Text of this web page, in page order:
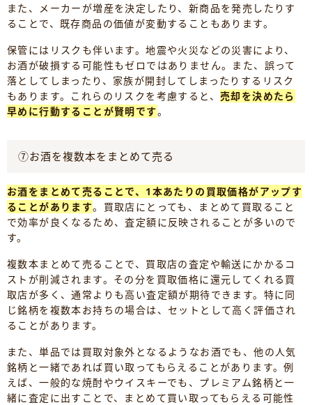
また、メーカーが増産を決定したり、新商品を発売したりす
ることで、既存商品の価値が変動することもあります。
保管にはリスクも伴います。地震や火災などの災害により、
お酒が破損する可能性もゼロではありません。また、誤って
落としてしまったり、家族が開封してしまったりするリスク
もあります。これらのリスクを考慮すると、 売却を決めたら
早めに行動することが賢明です。
⑦お酒を複数本をまとめて売る
お酒をまとめて売ることで、1本あたりの買取価格がアップす
ることがあります。買取店にとっても、まとめて買取ること
で効率が良くなるため、査定額に反映されることが多いので
す。
複数本まとめて売ることで、買取店の査定や輸送にかかるコ
ストが削減されます。その分を買取価格に還元してくれる買
取店が多く、通常よりも高い査定額が期待できます。特に同
じ銘柄を複数本お持ちの場合は、セットとして高く評価され
ることがあります。
また、単品では買取対象外となるようなお酒でも、他の人気
銘柄と一緒であれば買い取ってもらえることがあります。例
えば、一般的な焼酎やウイスキーでも、プレミアム銘柄と一
緒に査定に出すことで、まとめて買い取ってもらえる可能性